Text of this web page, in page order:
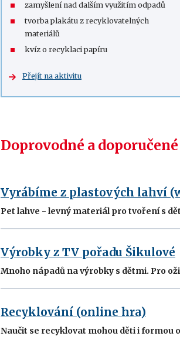
zamyšlení nad dalším využitím odpadů
tvorba plakátu z recyklovatelných
materiálů
kvíz o recyklaci papíru
Přejít na aktivitu
Doprovodné a
Vyrábíme z plastových lahví
Pet lahve - levný materiál pro tvoření s
Výrobky z TV pořadu Šikulové
Mnoho nápadů na výrobky s dětmi. Pro
Recyklování (online hra)
Naučit se recyklovat mohou děti i formou